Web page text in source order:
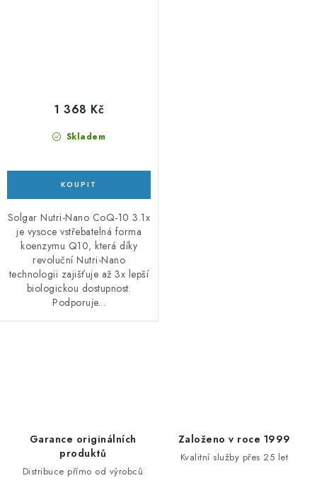
Skladem
1 368 Kč
Solgar Nutri-Nano CoQ-10 3.1x
je vysoce vstřebatelná forma
koenzymu Q10, která díky
revoluční Nutri-Nano
technologii zajišťuje až 3x lepší
biologickou dostupnost.
Podporuje...
Garance originálních
produktů
Distribuce přímo od výrobců
Založeno v roce 1999
Kvalitní služby přes 25 let